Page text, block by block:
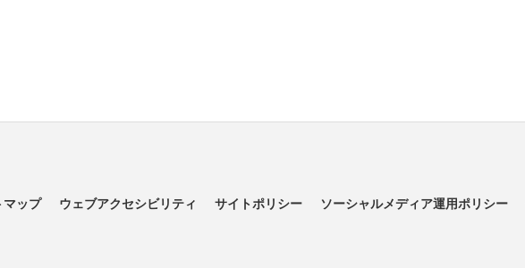
マップ ウェブアクセシビリティ サイトポリシー ソーシャルメディア運用ポリシー